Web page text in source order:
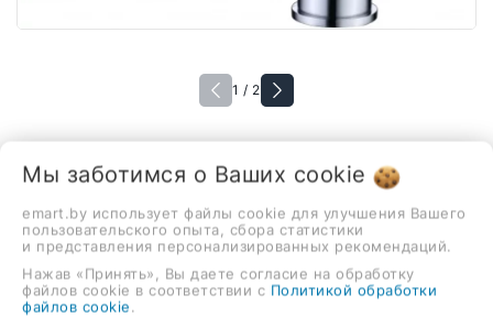
1 / 2
В наличии
Смеситель Grocenberg GB4095 с
гибким изливом (хром)
582,00 руб.
Мы заботимся о Ваших cookie
emart.by использует файлы cookie для улучшения Вашего
пользовательского опыта, сбора статистики
и представления персонализированных рекомендаций.
Нажав «Принять», Вы даете согласие на обработку
файлов cookie в соответствии с Политикой обработки
файлов cookie.